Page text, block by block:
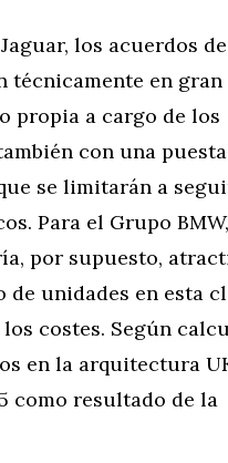
los acuerdos
técnicamente en gran
propia a cargo de los
con una
se limitarán a
Para el Grupo
por supuesto,
unidades en esta
costes. Según
en la arquitectura
como resultado de la